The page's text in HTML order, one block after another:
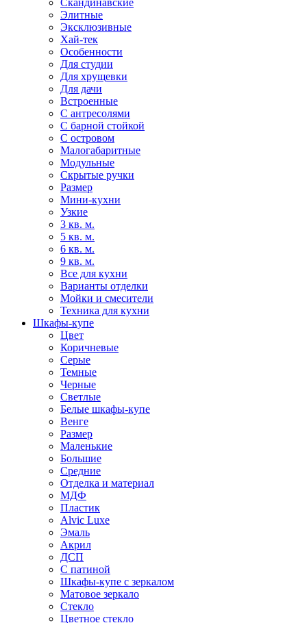
Скандинавские
Элитные
Эксклюзивные
Хай-тек
Особенности
Для студии
Для хрущевки
Для дачи
Встроенные
С антресолями
С барной стойкой
С островом
Малогабаритные
Модульные
Скрытые ручки
Размер
Мини-кухни
Узкие
3 кв. м.
5 кв. м.
6 кв. м.
9 кв. м.
Все для кухни
Варианты отделки
Мойки и смесители
Техника для кухни
Шкафы-купе
Цвет
Коричневые
Серые
Темные
Черные
Светлые
Белые шкафы-купе
Венге
Размер
Маленькие
Большие
Средние
Отделка и материал
МДФ
Пластик
Alvic Luxe
Эмаль
Акрил
ДСП
С патиной
Шкафы-купе с зеркалом
Матовое зеркало
Стекло
Цветное стекло